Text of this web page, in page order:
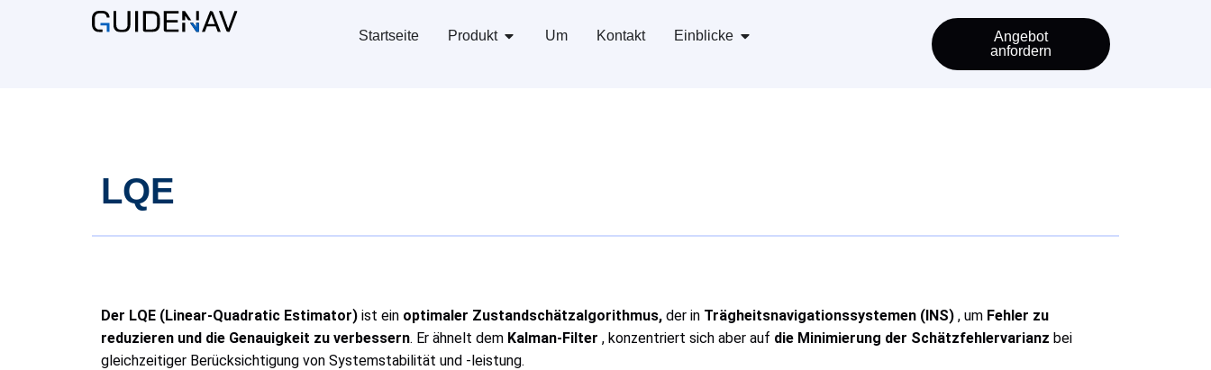
Startseite Produkt Um Kontakt Einblicke
Angebot
anfordern
LQE
Der LQE (Linear-Quadratic Estimator) ist ein optimaler Zustandschätzalgorithmus, der in Trägheitsnavigationssystemen (INS) , um Fehler zu
reduzieren und die Genauigkeit zu verbessern. Er ähnelt dem Kalman-Filter , konzentriert sich aber auf die Minimierung der Schätzfehlervarianz bei
gleichzeitiger Berücksichtigung von Systemstabilität und -leistung.